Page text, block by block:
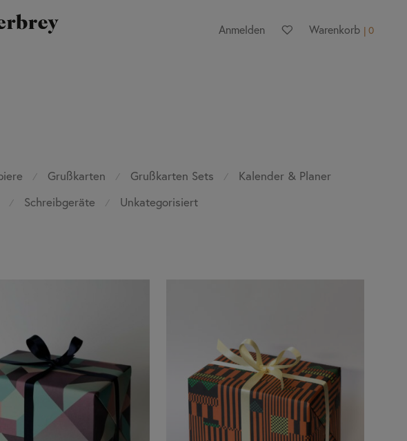
Anmelden Warenkorb 0
⁄ Grußkarten ⁄ Grußkarten Sets ⁄ Kalender & Planer
⁄ Schreibgeräte ⁄ Unkategorisiert